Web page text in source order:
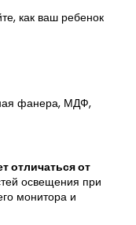
как ваш ребенок
фанера, МДФ,
отличаться от
освещения при
монитора и